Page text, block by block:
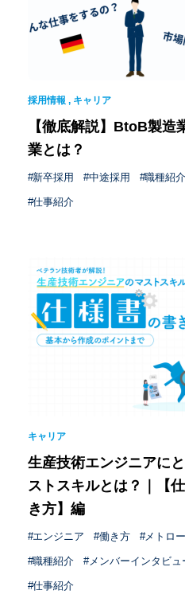
採用情報 , キャリア
【徹底解説】BtoB製造
業とは？
新卒採用 中途採用 職種紹介
仕事紹介
キャリア
生産技術エンジニアに
ストスキルとは？｜【
き方】編
エンジニア 働き方 メトロ
職種紹介 メンバーインタビュ
仕事紹介